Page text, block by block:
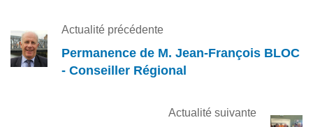
Actualité précédente
Permanence de M. Jean-François BLOC
- Conseiller Régional
Actualité suivante